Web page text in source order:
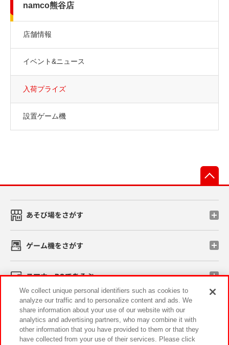
namco熊谷店
店舗情報
イベント&ニュース
入荷プライズ
設置ゲーム機
あそび場をさがす
ゲーム機をさがす
スマホ・PCであそぶ
イベント・キャンペーン
We collect unique personal identifiers such as cookies to
analyze our traffic and to personalize content and ads. We
share information about your use of our website with our
analytics and advertising partners, who may combine it with
other information that you have provided to them or that they
have collected from your use of their services. Please click